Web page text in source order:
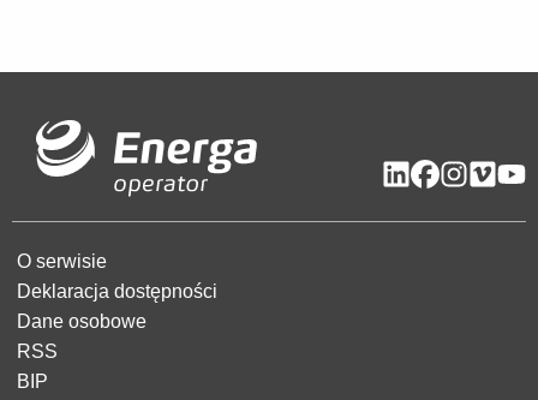
O serwisie
Deklaracja dostępności
Dane osobowe
RSS
BIP